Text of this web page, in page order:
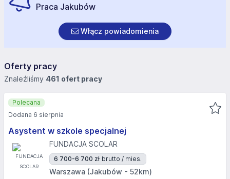
Praca Jakubów
Włącz powiadomienia
Oferty pracy
Znaleźliśmy 461 ofert pracy
Asystent w szkole specjalnej
FUNDACJA SCOLAR
6 700-6 700 zł brutto / mies.
Warszawa (Jakubów - 52km)
Polecana
Dodana 6 sierpnia